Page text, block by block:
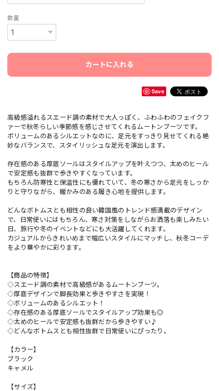
数量
カートに入れる
Save
高級感溢れるスエード調の素材で大人っぽく、ふわふわのフェイクフ
ァーで秋冬らしい季節感を感じさせてくれるムートンブーツです。
ボリュームのあるシルエットなのに、足元をすっきり見せてくれる絶
妙なバランスで、スタイリッシュな足元を演出します。
存在感のある厚底ソールはスタイルアップを叶えつつ、太めのヒール
で安定感も抜群で歩きやすくなっています。
もちろん防寒性と保温性にも優れていて、冬の寒さから足元をしっか
りと守りながら、暖かみのある履き心地を提供します。
どんなボトムスとも相性の良い韓国風のトレンド感満載のデザイン
で、日常使いにはもちろん、寒さ対策をしながらお洒落も楽しみたい
日、旅行や冬のイベントなどにも大活躍してくれます。
カジュアルからきれいめまで幅広いスタイルにマッチし、秋冬コーデ
をより華やかに彩ります。
【商品の特徴】
◇スエード調の素材で高級感があるムートンブーツ。
◇厚底デザインで脚長効果と歩きやすさを実現！
◇ボリュームのあるシルエット！
◇存在感のある厚底ソールでスタイルアップ効果も◎
◇太めのヒールで安定感も抜群だから歩きやすい♪
◇どんなボトムスとも相性抜群で日常使いにぴったり。
【カラー】
ブラック
キャメル
【サイズ】